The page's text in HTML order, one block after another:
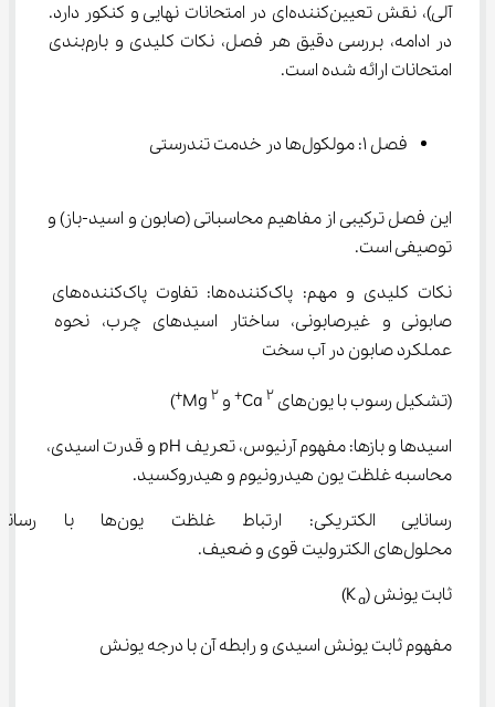
آلی)، نقش تعیین‌کننده‌ای در امتحانات نهایی و کنکور دارد.
در ادامه، بررسی دقیق هر فصل، نکات کلیدی و بارم‌بندی
امتحانات ارائه شده است.
فصل ۱: مولکول‌ها در خدمت تندرستی
این فصل ترکیبی از مفاهیم محاسباتی (صابون و اسید-باز) و
توصیفی است.
نکات کلیدی و مهم: پاک‌کننده‌ها: تفاوت پاک‌کننده‌های
صابونی و غیرصابونی، ساختار اسیدهای چرب، نحوه
عملکرد صابون در آب سخت
(تشکیل رسوب با یون‌های Ca 2+ و Mg 2+
)
اسیدها و بازها: مفهوم آرنیوس، تعریف pH و قدرت اسیدی،
محاسبه غلظت یون هیدرونیوم و هیدروکسید.
رسانایی الکتریکی: ارتباط غلظت
محلول‌های الکترولیت قوی و ضعیف.
ثابت یونش (K a
​)
مفهوم ثابت یونش اسیدی و رابطه آن با درجه یونش